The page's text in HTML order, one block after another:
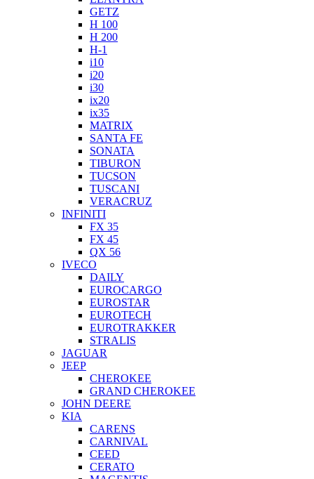
GETZ
H 100
H 200
H-1
i10
i20
i30
ix20
ix35
MATRIX
SANTA FE
SONATA
TIBURON
TUCSON
TUSCANI
VERACRUZ
INFINITI
FX 35
FX 45
QX 56
IVECO
DAILY
EUROCARGO
EUROSTAR
EUROTECH
EUROTRAKKER
STRALIS
JAGUAR
JEEP
CHEROKEE
GRAND CHEROKEE
JOHN DEERE
KIA
CARENS
CARNIVAL
CEED
CERATO